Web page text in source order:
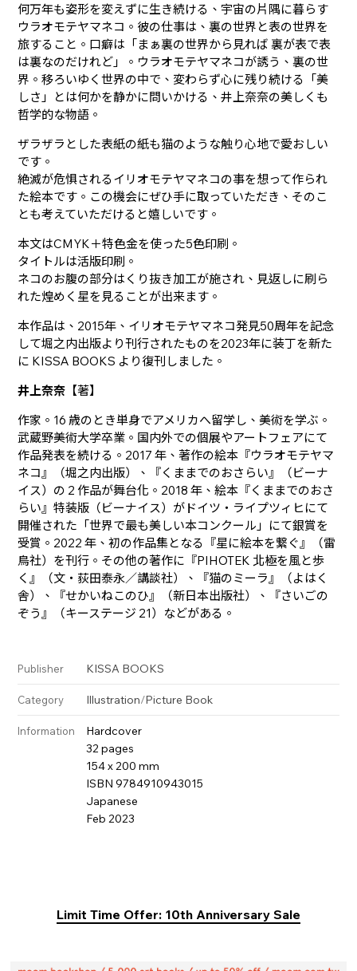
何万年も姿形を変えずに生き続ける、宇宙の片隅に暮らす
ウラオモテヤマネコ。彼の仕事は、裏の世界と表の世界を
旅すること。口癖は「まぁ裏の世界から見れば 裏が表で表
は裏なのだけれど」。ウラオモテヤマネコが誘う、裏の世
界。移ろいゆく世界の中で、変わらず心に残り続ける「美
しさ」とは何かを静かに問いかける、井上奈奈の美しくも
哲学的な物語。
ザラザラとした表紙の紙も猫のような触り心地で愛おしい
です。
絶滅が危惧されるイリオモテヤマネコの事を想って作られ
た絵本です。この機会にぜひ手に取っていただき、そのこ
とも考えていただけると嬉しいです。
本文はCMYK＋特色金を使った5色印刷。
タイトルは活版印刷。
ネコのお腹の部分はくり抜き加工が施され、見返しに刷ら
れた煌めく星を見ることが出来ます。
本作品は、2015年、イリオモテヤマネコ発見50周年を記念
して堀之内出版より刊行されたものを2023年に装丁を新た
に KISSA BOOKS より復刊しました。
井上奈奈 【著】
作家。16 歳のとき単身でアメリカへ留学し、美術を学ぶ。
武蔵野美術大学卒業。国内外での個展やアートフェアにて
作品発表を続ける。2017 年、著作の絵本『ウラオモテヤマ
ネコ』（堀之内出版）、『くままでのおさらい』（ビーナ
イス）の 2 作品が舞台化。2018 年、絵本『くままでのおさ
らい』特装版（ビーナイス）がドイツ・ライプツィヒにて
開催された「世界で最も美しい本コンクール」にて銀賞を
受賞。2022 年、初の作品集となる『星に絵本を繋ぐ』（雷
鳥社）を刊行。その他の著作に『PIHOTEK 北極を風と歩
く』（文・荻田泰永／講談社）、『猫のミーラ』（よはく
舎）、『せかいねこのひ』（新日本出版社）、『さいごの
ぞう』（キーステージ 21）などがある。
Publisher KISSA BOOKS
Category Illustration/Picture Book
Information
Hardcover
32 pages
154 x 200 mm
ISBN 9784910943015
Japanese
Feb 2023
Limit Time Offer: 10th Anniversary Sale